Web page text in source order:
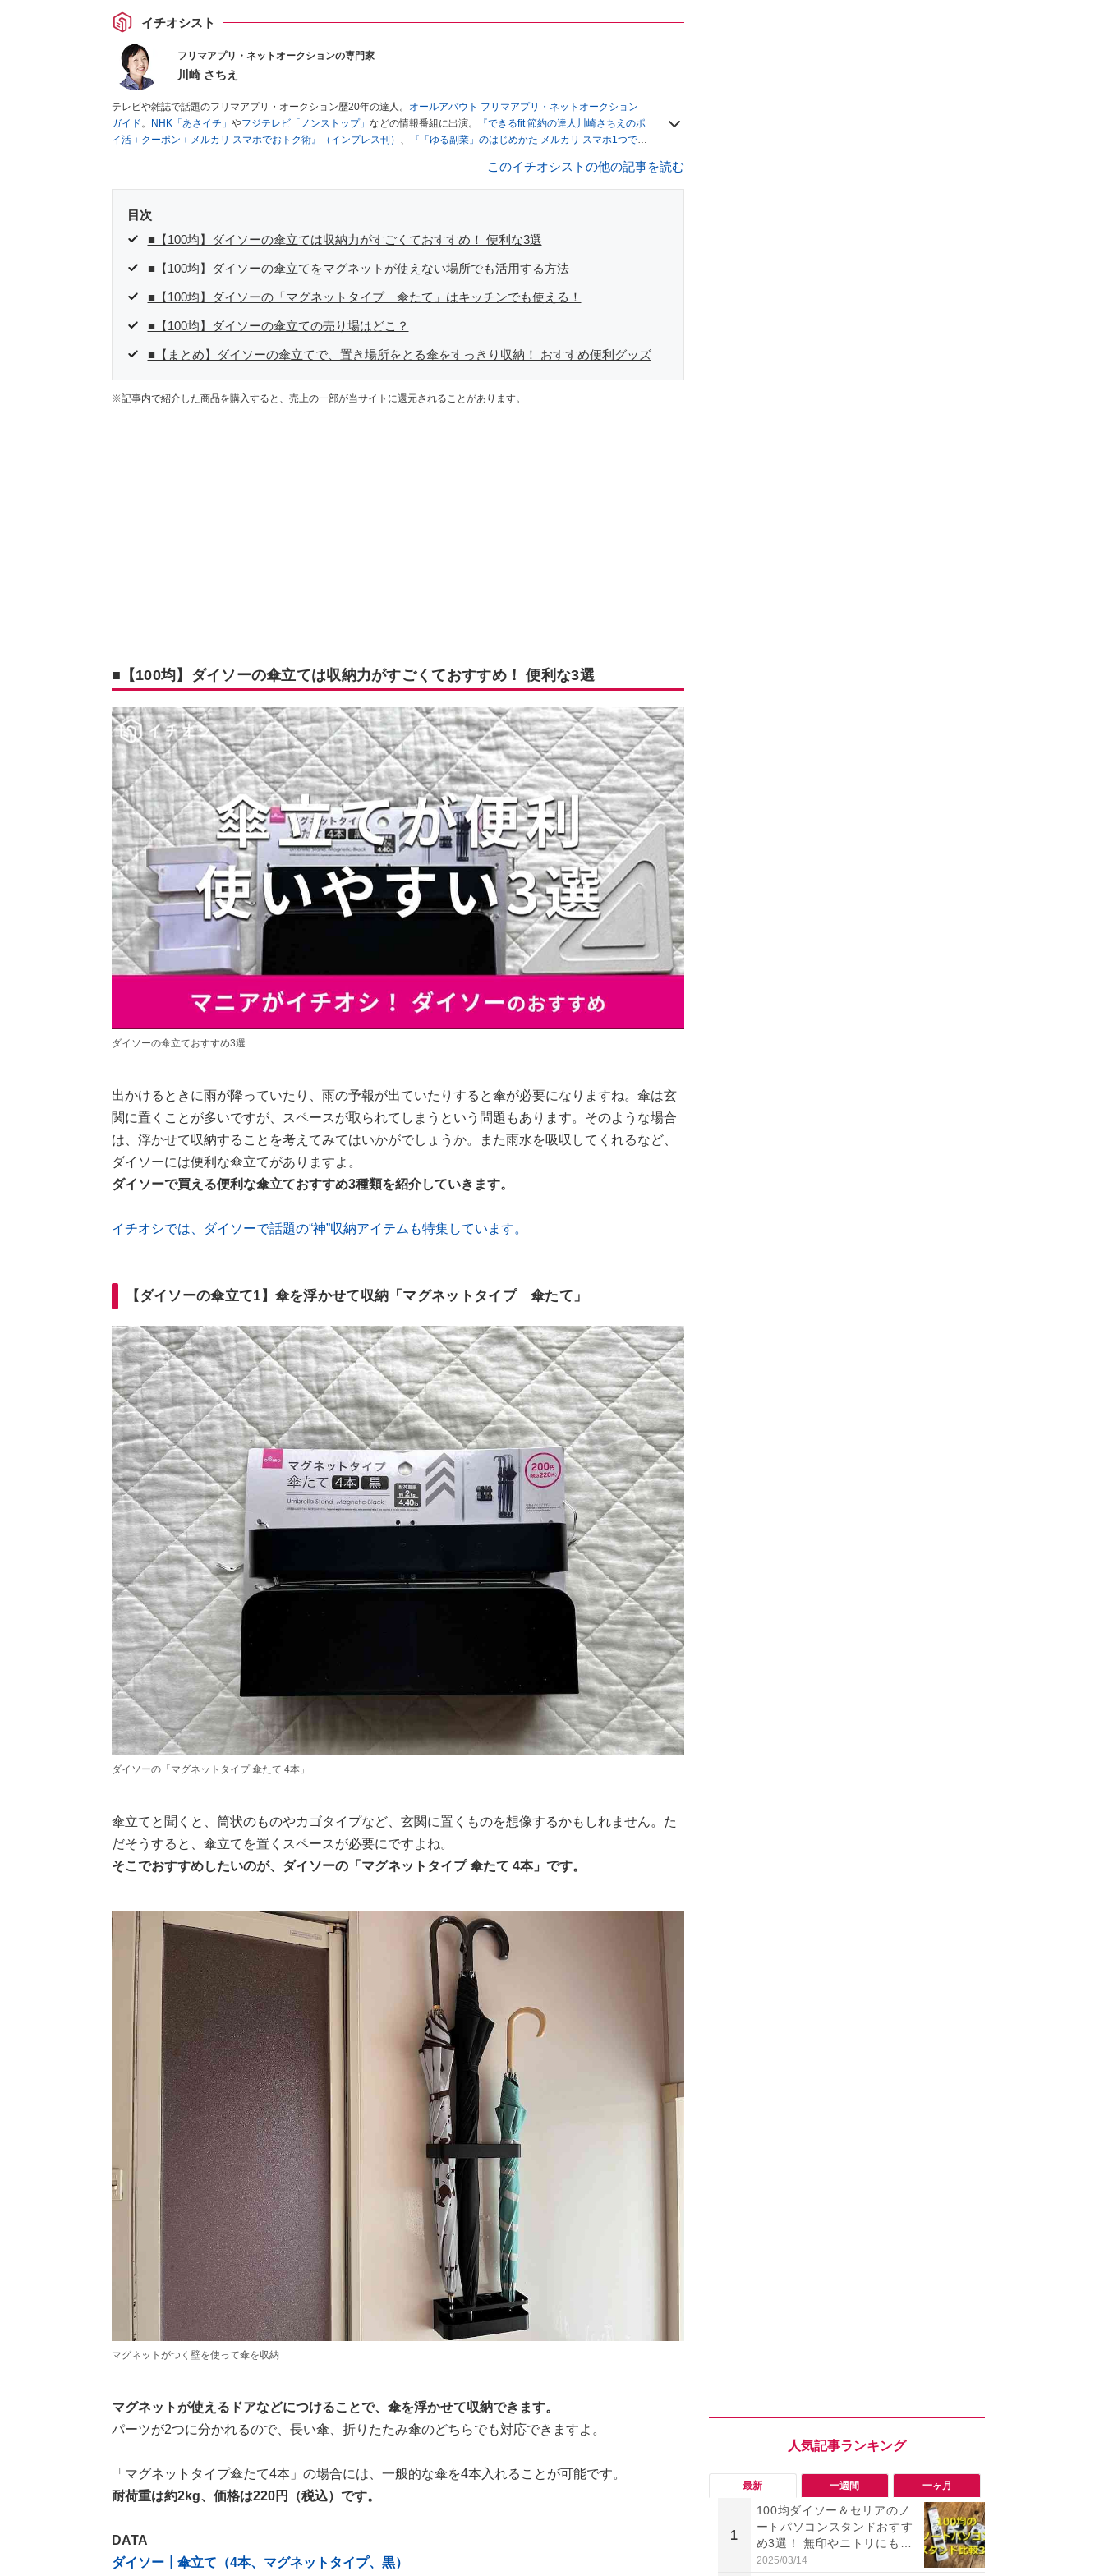
イチオシスト
フリマアプリ・ネットオークションの専門家
川崎 さちえ
テレビや雑誌で話題のフリマアプリ・オークション歴20年の達人。
オールアバウト フリマアプリ・ネットオークション
ガイド。 NHK「あさイチ」 やフジテレビ「ノンストップ」 などの情報番組に出演。
『できるfit 節約の達人川崎さちえのポ
イ活＋クーポン＋メルカリ スマホでおトク術』（インプレス刊） 、
『「ゆる副業」のはじめかた メルカリ スマホ1つでス
■経歴：2003年、夫が子育てをするために、突然会社を辞める。翌月からの給料が０円になり、家にいながら、しかも空
いた時間でできるオークションに目をつける。しかし、取引の仕方がわからずに、まずは落札者として参加。その後、出
を生活の一部に取り入れるべく、「ネットオークションやフリマアプリは生活のインフラになる」という考えを持つ。ま
た消費税増税の社会においては、ネットオークションやフリマアプリが家計の救世主になりえると考え、業者とは違う視
このイチオシストの他の記事を読む
目次
■【100均】ダイソーの傘立ては収納力がすごくておすすめ！ 便利な3選
■【100均】ダイソーの傘立てをマグネットが使えない場所でも活用する方法
■【100均】ダイソーの「マグネットタイプ 傘たて」はキッチンでも使える！
■【100均】ダイソーの傘立ての売り場はどこ？
■【まとめ】ダイソーの傘立てで、置き場所をとる傘をすっきり収納！ おすすめ便利グッズ
※記事内で紹介した商品を購入すると、売上の一部が当サイトに還元されることがあります。
■【100均】ダイソーの傘立ては収納力がすごくておすすめ！ 便利な3選
ダイソーの傘立ておすすめ3選
出かけるときに雨が降っていたり、雨の予報が出ていたりすると傘が必要になりますね。傘は玄
関に置くことが多いですが、スペースが取られてしまうという問題もあります。そのような場合
は、浮かせて収納することを考えてみてはいかがでしょうか。また雨水を吸収してくれるなど、
ダイソーには便利な傘立てがありますよ。
ダイソーで買える便利な傘立ておすすめ3種類を紹介していきます。
イチオシでは、ダイソーで話題の“神”収納アイテムも特集しています。
【ダイソーの傘立て1】傘を浮かせて収納「マグネットタイプ 傘たて」
ダイソーの「マグネットタイプ 傘たて 4本」
傘立てと聞くと、筒状のものやカゴタイプなど、玄関に置くものを想像するかもしれません。た
だそうすると、傘立てを置くスペースが必要にですよね。
そこでおすすめしたいのが、ダイソーの「マグネットタイプ 傘たて 4本」です。
マグネットがつく壁を使って傘を収納
マグネットが使えるドアなどにつけることで、傘を浮かせて収納できます。
パーツが2つに分かれるので、長い傘、折りたたみ傘のどちらでも対応できますよ。
「マグネットタイプ傘たて4本」の場合には、一般的な傘を4本入れることが可能です。
耐荷重は約2kg、価格は220円（税込）です。
DATA
ダイソー┃傘立て（4本、マグネットタイプ、黒）
最新 一週間 一ヶ月
1
100均ダイソー＆セリアのノ
ートパソコンスタンドおすす
め3選！ 無印やニトリにも売
っている？ 代用アイデアも紹
2025/03/14